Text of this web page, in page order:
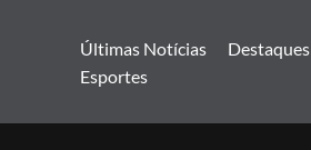
Últimas Notícias Destaques
Esportes